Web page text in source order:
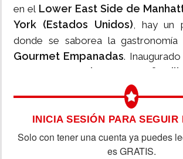
en el Lower East Side de
York (Estados Unidos), hay un
donde se saborea la gastronomía
Gourmet Empanadas.
Karla Cruz y su
único restaurante panameño en
INICIA SESIÓN PARA SEGUIR
Solo con tener una cuenta ya puedes
es GRATIS.